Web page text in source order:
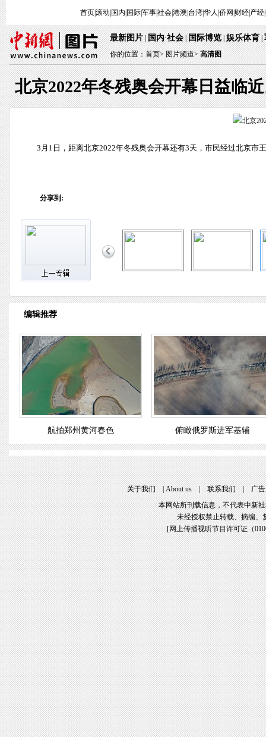
首页|滚动 国内 国际|军事|社会|港澳 台湾|华人 侨网 财经| 产经|
最新图片 | 国内·社会 | 国际博览 | 娱乐体育 |
你的位置：首页> 图片频道> 高清图
北京2022年冬残奥会开幕日益临近
3月1日，距离北京2022年冬残奥会开幕还有3天，市民经过北京市
分享到:
编辑推荐
航拍郑州黄河春色 俯瞰俄罗斯进军基辅
关于我们 | About u | 联系我们 | 广
本网站所刊载信息，不代表中新
未经授权禁止转载、摘编、
[网上传播视听节目许可证（